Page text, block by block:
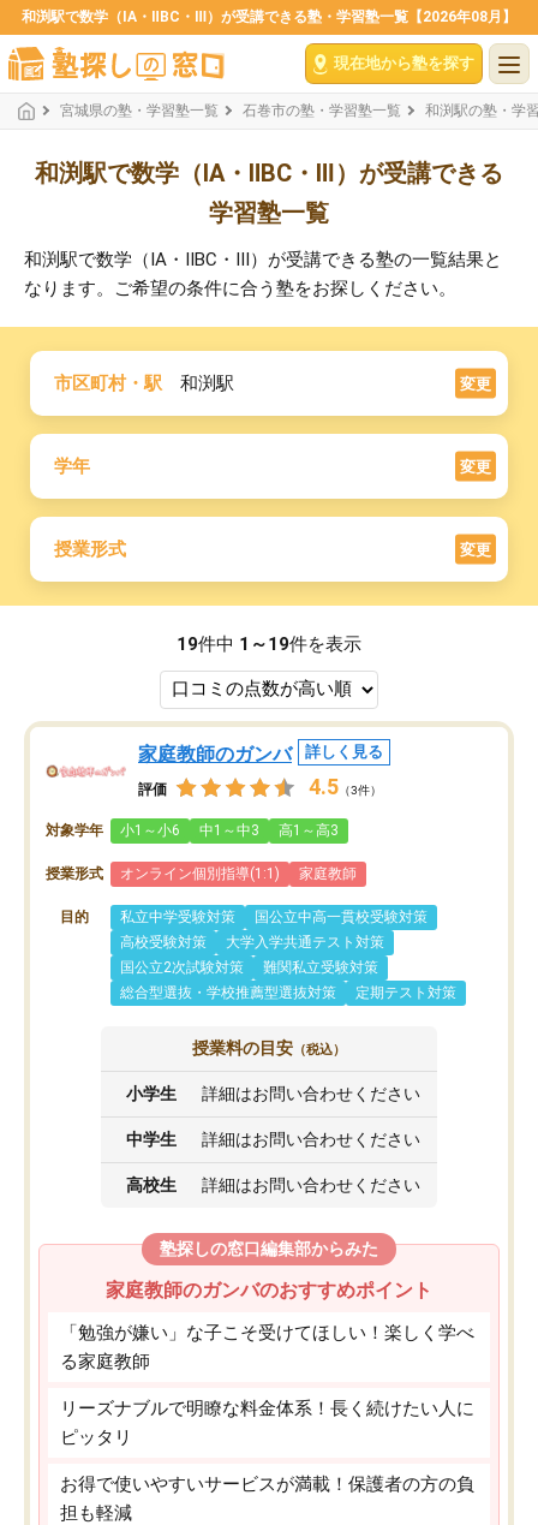
和渕駅で数学（ⅠA・ⅡBC・Ⅲ）が受講できる塾・学習塾一覧【2026年08月】
現在地から塾を探す
宮城県の塾・学習塾一覧 石巻市の塾・学習塾一覧 和渕駅の塾・学
和渕駅で数学（ⅠA・ⅡBC・Ⅲ）が受講できる
学習塾一覧
和渕駅で数学（ⅠA・ⅡBC・Ⅲ）が受講できる塾の一覧結果と
なります。ご希望の条件に合う塾をお探しください。
市区町村・駅 和渕駅 変更
学年 変更
授業形式 変更
19件中 1～19件を表示
家庭教師のガンバ 詳しく見る
評価 4.5 （3件）
対象学年 小1～小6 中1～中3 高1～高3
授業形式 オンライン個別指導(1:1) 家庭教師
目的 私立中学受験対策
国公立中高一貫校受験対策
高校受験対策
大学入学共通テスト対策
国公立2次試験対策
難関私立受験対策
総合型選抜・学校推薦型選抜対策
定期テスト対策
授業料の目安 （税込）
小学生 詳細はお問い合わせください
中学生 詳細はお問い合わせください
高校生 詳細はお問い合わせください
塾探しの窓口編集部からみた
家庭教師のガンバのおすすめポイント
「勉強が嫌い」な子こそ受けてほしい！楽しく学べ
る家庭教師
リーズナブルで明瞭な料金体系！長く続けたい人に
ピッタリ
お得で使いやすいサービスが満載！保護者の方の負
担も軽減